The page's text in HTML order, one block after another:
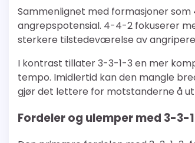
Sammenlignet med formasjoner
angrepspotensial. 4-4-2 fokuserer
sterkere tilstedeværelse av
I kontrast tillater 3-3-1-3 en mer
tempo. Imidlertid kan den mangle
gjør det lettere for motstanderne å
Fordeler og ulemper med 3-